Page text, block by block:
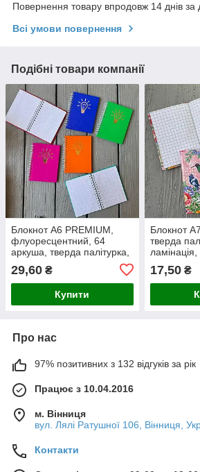
Повернення товару впродовж 14 днів за
Всі умови повернення
Подібні товари компанії
Блокнот А6 PREMIUM,
флуоресцентний, 64
аркуша, тверда палітурка,
фольгою, клітинка
29,60 ₴
Купити
Блокнот
тверда
17,50₴
Про нас
97% позитивних з 132 відгуків за рік
Працює з 10.04.2016
м. Вінниця
вул. Лялі Ратушної 106, Вінниця,
Контакти